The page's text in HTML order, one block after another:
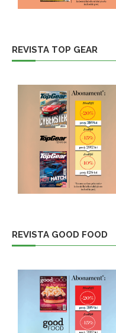
REVISTA TOP GEAR
REVISTA GOOD FOOD